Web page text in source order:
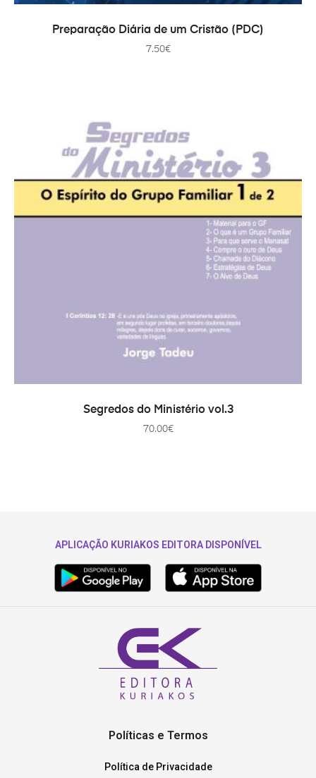
ADICIONAR
Preparação Diária de um Cristão (PDC)
7.50€
ADICIONAR
Segredos do Ministério vol.3
70.00€
APLICAÇÃO KURIAKOS EDITORA DISPONÍVEL
Políticas e Termos
Política de Privacidade